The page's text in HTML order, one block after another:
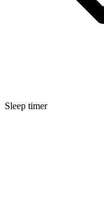
Sleep timer